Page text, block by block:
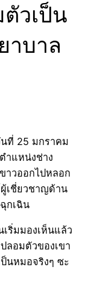
วเป็น
าบาล
นที่ 25 มกราคม
ำแหน่งช่าง
าวออกไปหลอก
เชี่ยวชาญด้าน
กเฉิน
ริ่มมองเห็นแล้ว
ลอมตัวของเขา
นหมอจริงๆ ซะ